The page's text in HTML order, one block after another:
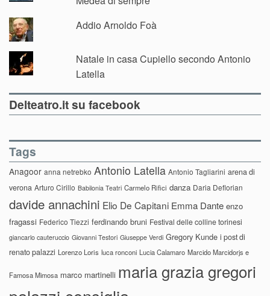
Addio Arnoldo Foà
Natale in casa Cupiello secondo Antonio
Latella
Delteatro.it su facebook
Tags
Anagoor anna netrebko Antonio Latella Antonio Tagliarini arena di
verona Arturo Cirillo Babilonia Teatri Carmelo Rifici danza Daria Deflorian
davide annachini Elio De Capitani Emma Dante enzo
fragassi Federico Tiezzi ferdinando bruni Festival delle colline torinesi
giancarlo cauteruccio Giovanni Testori Giuseppe Verdi Gregory Kunde i post di
renato palazzi Lorenzo Loris luca ronconi Lucia Calamaro Marcido Marcidorjs e
Famosa Mimosa marco martinelli maria grazia gregori